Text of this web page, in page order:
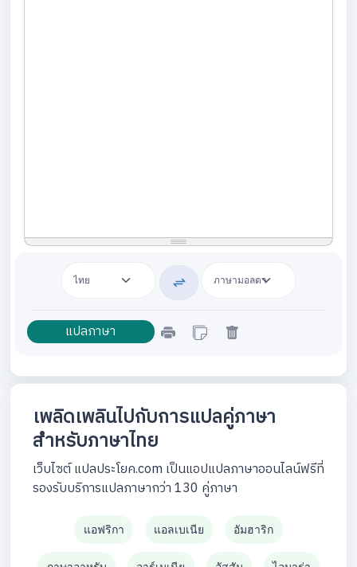
เพลิดเพลินไปกับการแปลคู่ภาษา
สำหรับภาษาไทย
เว็บไซต์ แปลประโยค.com เป็นแอปแปลภาษาออนไลน์ฟรีที่
รองรับบริการแปลภาษากว่า 130 คู่ภาษา
แอฟริกา แอลเบเนีย อัมฮาริก